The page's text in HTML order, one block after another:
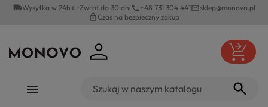
local_shippingWysyłka w 24hkeyboard_returnZwrot do 30 dni phone +48 731 304 441mail_outlinesklep@monovo.pl
lock_outlineCzas na bezpieczny zakup